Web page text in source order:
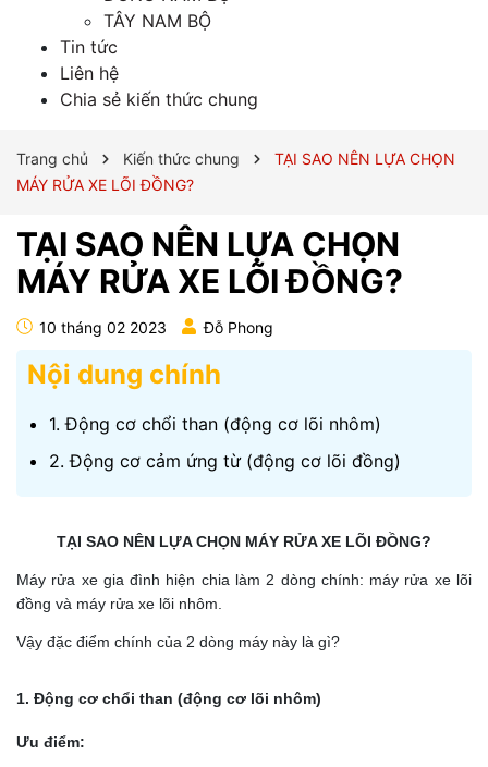
TÂY NAM BỘ
Tin tức
Liên hệ
Chia sẻ kiến thức chung
Trang chủ Kiến thức chung
TẠI SAO NÊN LỰA CHỌN
MÁY RỬA XE LÕI ĐỒNG?
TẠI SAO NÊN LỰA CHỌN
MÁY RỬA XE LÕI ĐỒNG?
10 tháng 02 2023 Đỗ Phong
Nội dung chính
1. Động cơ chổi than (động cơ lõi nhôm)
2. Động cơ cảm ứng từ (động cơ lõi đồng)
TẠI SAO NÊN LỰA CHỌN MÁY RỬA XE LÕI ĐỒNG?
Máy rửa xe gia đình hiện chia làm 2 dòng chính: máy rửa xe lõi
đồng và máy rửa xe lõi nhôm.
Vậy đặc điểm chính của 2 dòng máy này là gì?
1. Động cơ chổi than (động cơ lõi nhôm)
Ưu điểm: